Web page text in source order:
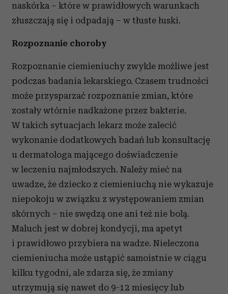
naskórka – które w prawidłowych warunkach
złuszczają się i odpadają – w tłuste łuski.
Rozpoznanie choroby
Rozpoznanie ciemieniuchy zwykle możliwe jest
podczas badania lekarskiego. Czasem trudności
może przysparzać rozpoznanie zmian, które
zostały wtórnie nadkażone przez bakterie.
W takich sytuacjach lekarz może zalecić
wykonanie dodatkowych badań lub konsultację
u dermatologa mającego doświadczenie
w leczeniu najmłodszych. Należy mieć na
uwadze, że dziecko z ciemieniuchą nie wykazuje
niepokoju w związku z występowaniem zmian
skórnych – nie swędzą one ani też nie bolą.
Maluch jest w dobrej kondycji, ma apetyt
i prawidłowo przybiera na wadze. Nieleczona
ciemieniucha może ustąpić samoistnie w ciągu
kilku tygodni, ale zdarza się, że zmiany
utrzymują się nawet do 9-12 miesięcy lub